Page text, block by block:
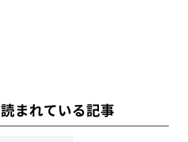
読まれている記事